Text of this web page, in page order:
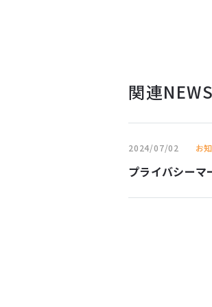
関連NEWS
2024/07/02 お
プライバシーマ